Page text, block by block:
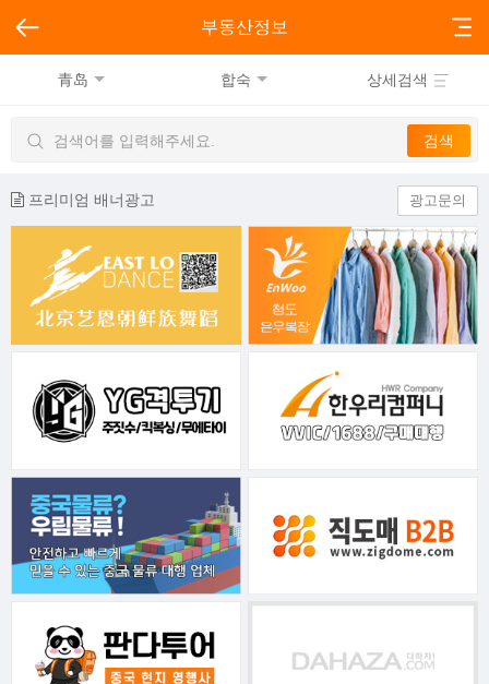
부동산정보
青岛 합숙 상세검색
프리미엄 배너광고 광고문의